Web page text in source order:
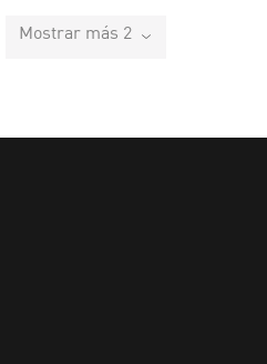
Mostrar más 2